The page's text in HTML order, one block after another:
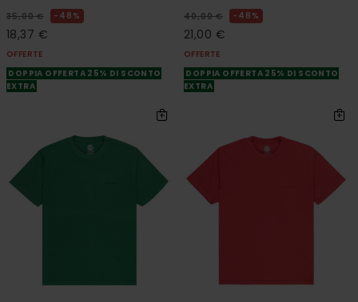
35,00 € 48%
18,37 €
OFFERTE
DOPPIA OFFERTA 25% DI SCONTO
EXTRA
40,00 € 48%
21,00 €
OFFERTE
DOPPIA OFFERTA 25% DI SCONTO
EXTRA